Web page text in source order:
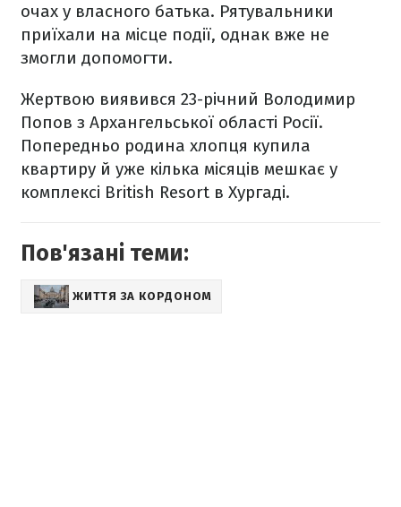
очах у власного батька. Рятувальники
приїхали на місце події, однак вже не
змогли допомогти.
Жертвою виявився 23-річний Володимир
Попов з Архангельської області Росії.
Попередньо родина хлопця купила
квартиру й уже кілька місяців мешкає у
комплексі British Resort в Хургаді.
Пов'язані теми:
ЖИТТЯ ЗА КОРДОНОМ